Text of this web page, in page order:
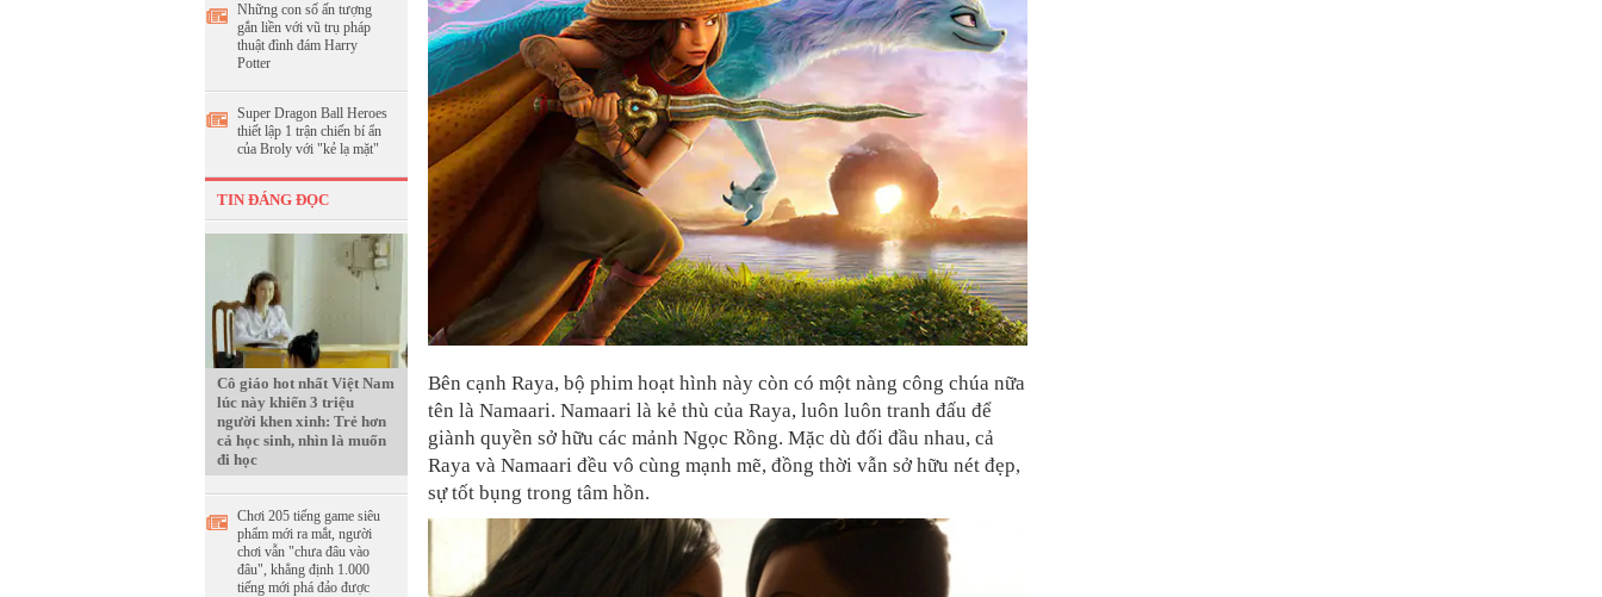
Những con số ấn tượng
gắn liền với vũ trụ pháp
thuật đình đám Harry
Potter
Super Dragon Ball Heroes
thiết lập 1 trận chiến bí ẩn
của Broly với "kẻ lạ mặt"
TIN ĐÁNG ĐỌC
Cô giáo hot nhất Việt Nam
lúc này khiến 3 triệu
người khen xinh: Trẻ hơn
cả học sinh, nhìn là muốn
đi học
Chơi 205 tiếng game siêu
phẩm mới ra mắt, người
chơi vẫn "chưa đâu vào
đâu", khẳng định 1.000
tiếng mới phá đảo được
Bên cạnh Raya, bộ phim hoạt hình này còn có một nàng công chúa nữa
tên là Namaari. Namaari là kẻ thù của Raya, luôn luôn tranh đấu để
giành quyền sở hữu các mảnh Ngọc Rồng. Mặc dù đối đầu nhau, cả
Raya và Namaari đều vô cùng mạnh mẽ, đồng thời vẫn sở hữu nét đẹp,
sự tốt bụng trong tâm hồn.